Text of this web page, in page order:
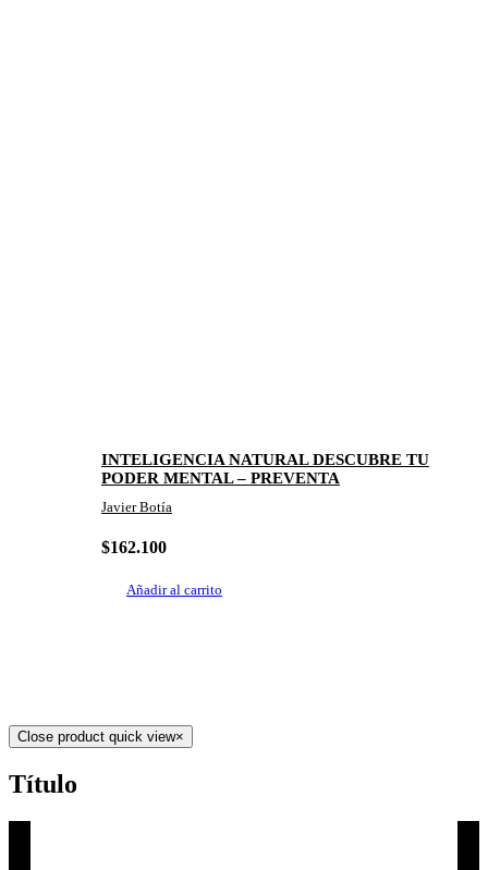
INTELIGENCIA NATURAL DESCUBRE TU
PODER MENTAL – PREVENTA
Javier Botía
$162.100
Añadir al carrito
Close product quick view×
Título